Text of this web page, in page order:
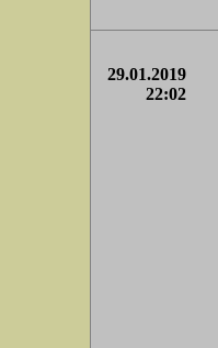
29.01.2019
22:02